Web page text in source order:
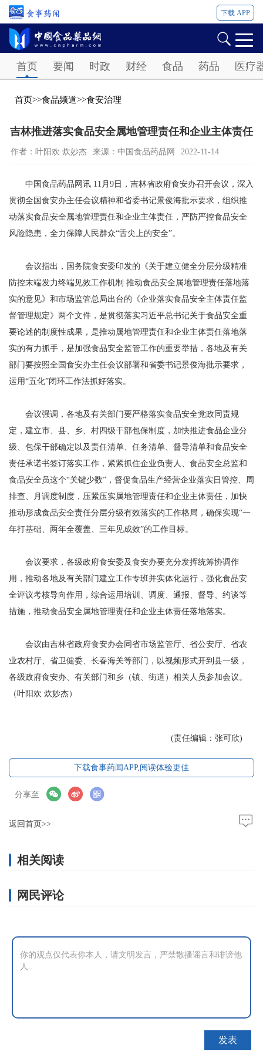
下载 APP
首页 要闻 时政 财经 食品 药品 医疗
首页>>食品频道>>食安治理
吉林推进落实食品安全属地管理责任和企业主体责任
作者：叶阳欢 炊妙杰 来源：中国食品药品网 2022-11-14
中国食品药品网讯 11月9日，吉林省政府食安办召开会议，深入
贯彻全国食安办主任会议精神和省委书记景俊海批示要求，组织推
动落实食品安全属地管理责任和企业主体责任，严防严控食品安全
风险隐患，全力保障人民群众“舌尖上的安全”。
会议指出，国务院食安委印发的《关于建立健全分层分级精准
防控末端发力终端见效工作机制 推动食品安全属地管理责任落地落
实的意见》和市场监管总局出台的《企业落实食品安全主体责任监
督管理规定》两个文件，是贯彻落实习近平总书记关于食品安全重
要论述的制度性成果，是推动属地管理责任和企业主体责任落地落
实的有力抓手，是加强食品安全监管工作的重要举措，各地及有关
部门要按照全国食安办主任会议部署和省委书记景俊海批示要求，
运用“五化”闭环工作法抓好落实。
会议强调，各地及有关部门要严格落实食品安全党政同责规
定，建立市、县、乡、村四级干部包保制度，加快推进食品企业分
级、包保干部确定以及责任清单、任务清单、督导清单和食品安全
责任承诺书签订落实工作，紧紧抓住企业负责人、食品安全总监和
食品安全员这个“关键少数”，督促食品生产经营企业落实日管控、周
排查、月调度制度，压紧压实属地管理责任和企业主体责任，加快
推动形成食品安全责任分层分级有效落实的工作格局，确保实现“一
年打基础、两年全覆盖、三年见成效”的工作目标。
会议要求，各级政府食安委及食安办要充分发挥统筹协调作
用，推动各地及有关部门建立工作专班并实体化运行，强化食品安
全评议考核导向作用，综合运用培训、调度、通报、督导、约谈等
措施，推动食品安全属地管理责任和企业主体责任落地落实。
会议由吉林省政府食安办会同省市场监管厅、省公安厅、省农
业农村厅、省卫健委、长春海关等部门，以视频形式开到县一级，
各级政府食安办、有关部门和乡（镇、街道）相关人员参加会议。
（叶阳欢 炊妙杰）
(责任编辑：张可欣)
下载食事药闻APP,阅读体验更佳
分享至
返回首页>>
相关阅读
网民评论